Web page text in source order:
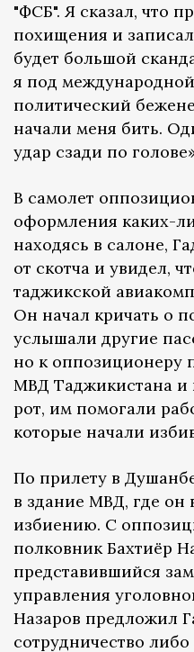
"ФСБ". Я сказал, что
похищения и записал
будет большой
я под
политический
начали меня бить.
удар сзади по
В самолет
оформления каких-
находясь в салоне,
от скотча и увидел,
таджикской
Он начал кричать о
услышали другие
но к оппозиционеру
МВД Таджикистана и
рот, им помогали
которые начали
По прилету в
в здание МВД, где он
избиению. С
полковник Бахтиёр
представившийся
управления
Назаров предложил
сотрудничество